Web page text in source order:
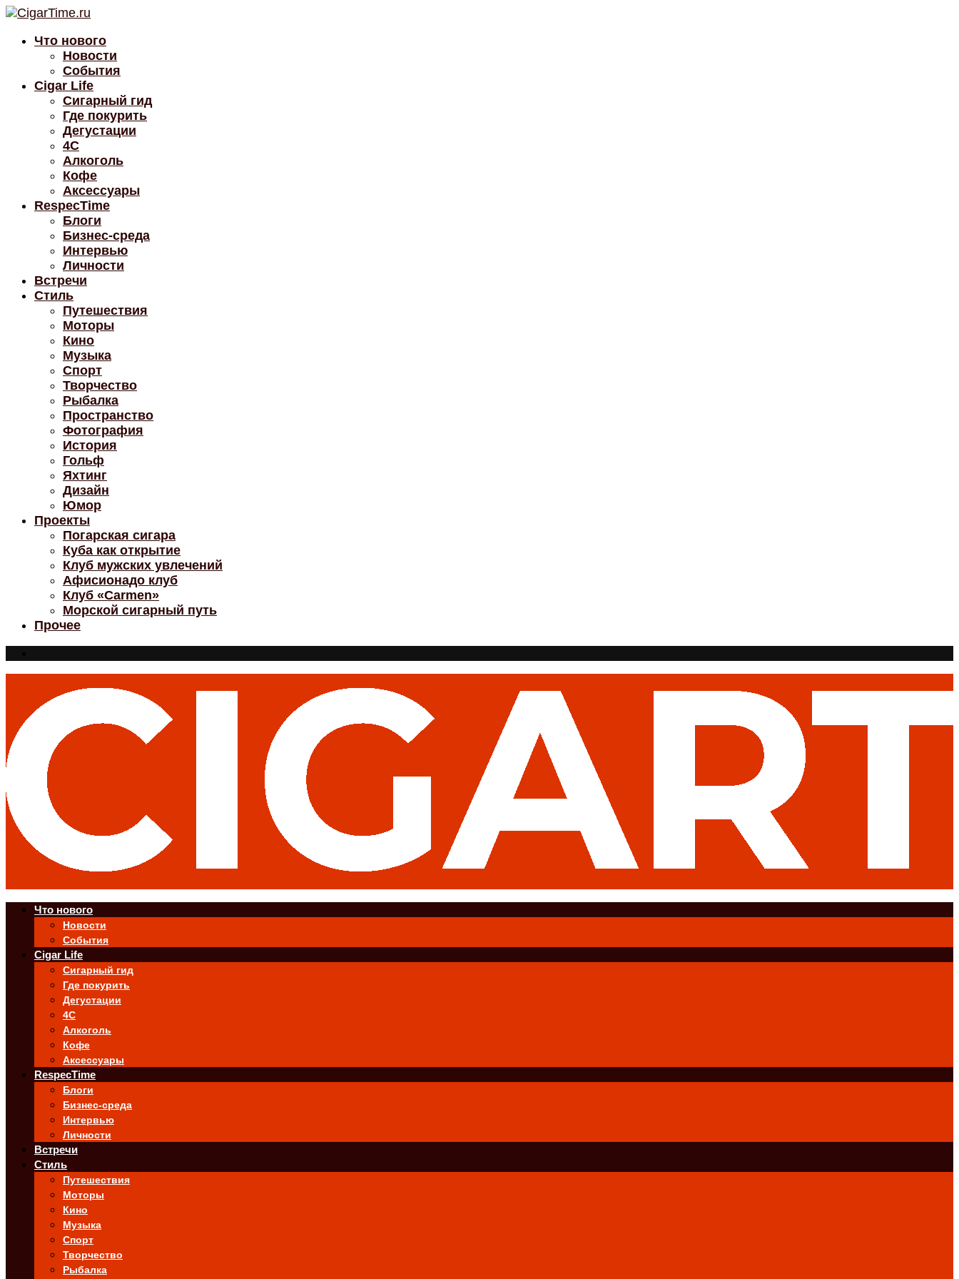
Что нового
Новости
События
Cigar Life
Сигарный гид
Где покурить
Дегустации
4C
Алкоголь
Кофе
Аксессуары
RespecTime
Блоги
Бизнес-среда
Интервью
Личности
Встречи
Стиль
Путешествия
Моторы
Кино
Музыка
Спорт
Творчество
Рыбалка
Пространство
Фотография
История
Гольф
Яхтинг
Дизайн
Юмор
Проекты
Погарская сигара
Куба как открытие
Клуб мужских увлечений
Афисионадо клуб
Клуб «Carmen»
Морской сигарный путь
Прочее
Что нового
Новости
События
Cigar Life
Сигарный гид
Где покурить
Дегустации
4C
Алкоголь
Кофе
Аксессуары
RespecTime
Блоги
Бизнес-среда
Интервью
Личности
Встречи
Стиль
Путешествия
Моторы
Кино
Музыка
Спорт
Творчество
Рыбалка